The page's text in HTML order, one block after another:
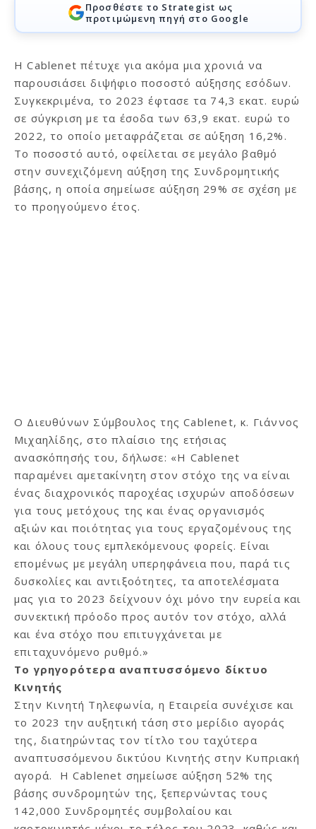
Προσθέστε το Strategist ως
προτιμώμενη πηγή στο Google
Η Cablenet πέτυχε για ακόμα μια χρονιά να
παρουσιάσει διψήφιο ποσοστό αύξησης εσόδων.
Συγκεκριμένα, το 2023 έφτασε τα 74,3 εκατ. ευρώ
σε σύγκριση με τα έσοδα των 63,9 εκατ. ευρώ το
2022, το οποίο μεταφράζεται σε αύξηση 16,2%.
Το ποσοστό αυτό, οφείλεται σε μεγάλο βαθμό
στην συνεχιζόμενη αύξηση της Συνδρομητικής
βάσης, η οποία σημείωσε αύξηση 29% σε σχέση με
το προηγούμενο έτος.
Ο Διευθύνων Σύμβουλος της Cablenet, κ. Γιάννος
Μιχαηλίδης, στο πλαίσιο της ετήσιας
ανασκόπησής του, δήλωσε: «H Cablenet
παραμένει αμετακίνητη στον στόχο της να είναι
ένας διαχρονικός παροχέας ισχυρών αποδόσεων
για τους μετόχους της και ένας οργανισμός
αξιών και ποιότητας για τους εργαζομένους της
και όλους τους εμπλεκόμενους φορείς. Είναι
επομένως με μεγάλη υπερηφάνεια που, παρά τις
δυσκολίες και αντιξοότητες, τα αποτελέσματα
μας για το 2023 δείχνουν όχι μόνο την ευρεία και
συνεκτική πρόοδο προς αυτόν τον στόχο, αλλά
και ένα στόχο που επιτυγχάνεται με
επιταχυνόμενο ρυθμό.»
Το γρηγορότερα αναπτυσσόμενο δίκτυο
Κινητής
Στην Κινητή Τηλεφωνία, η Εταιρεία συνέχισε και
το 2023 την αυξητική τάση στο μερίδιο αγοράς
της, διατηρώντας τον τίτλο του ταχύτερα
αναπτυσσόμενου δικτύου Κινητής στην Κυπριακή
αγορά. Η Cablenet σημείωσε αύξηση 52% της
βάσης συνδρομητών της, ξεπερνώντας τους
142,000 Συνδρομητές συμβολαίου και